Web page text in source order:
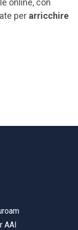
online, con
per arricchire
AAI